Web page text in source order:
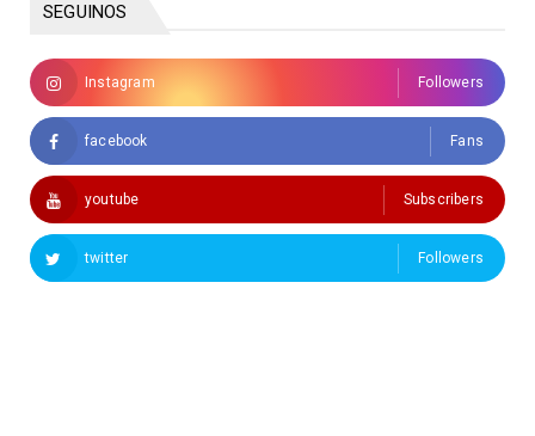
SEGUINOS
Instagram Followers
facebook Fans
youtube Subscribers
twitter Followers